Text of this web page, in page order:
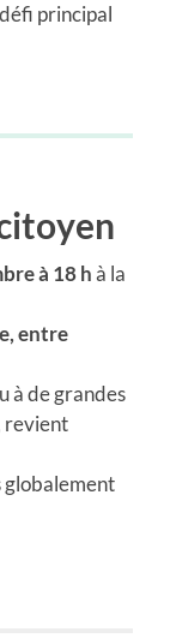
principal
à 18 hà la
entre
à de grandes
revient
globalement